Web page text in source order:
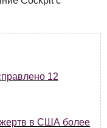
12
жертв в США более